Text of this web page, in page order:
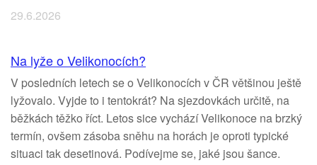
29.6.2026
Na lyže o Velikonocích?
V posledních letech se o Velikonocích v ČR většinou ještě
lyžovalo. Vyjde to i tentokrát? Na sjezdovkách určitě, na
běžkách těžko říct. Letos sice vychází Velikonoce na brzký
termín, ovšem zásoba sněhu na horách je oproti typické
situaci tak desetinová. Podívejme se, jaké jsou šance.